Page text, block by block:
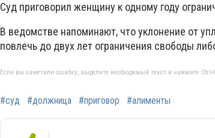
Суд приговорил женщину к одному году
В ведомстве напоминают, что уклонение от
повлечь до двух лет ограничения свободы
Если вы заметили ошибку, выделите необходимый текст и нажмите
#суд #должница #приговор #алименты